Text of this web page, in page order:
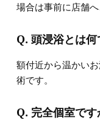
場合は事前に店舗へ
Q. 頭浸浴とは何
額付近から温かい
術です。
Q. 完全個室です